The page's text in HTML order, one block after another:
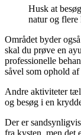
Husk at
natur og flere
Området byder
skal du prøve en
professionelle
såvel som ophold af
Andre aktiviteter
og besøg i en
Der er
fra kysten, men det